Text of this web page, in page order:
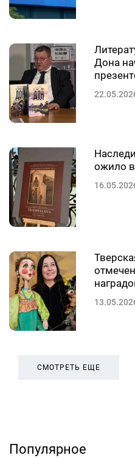
Дона
ожило
СМОТРЕТЬ ЕЩЕ
Популярное